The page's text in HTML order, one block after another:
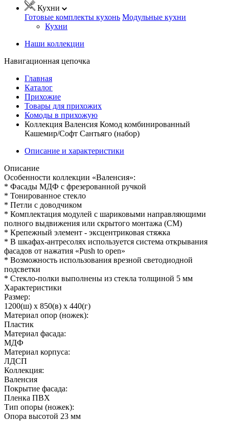
Кухни
Готовые комплекты кухонь Модульные кухни
Кухни
Наши коллекции
Навигационная цепочка
Главная
Каталог
Прихожие
Товары для прихожих
Комоды в прихожую
Коллекция Валенсия Комод комбинированный
Кашемир/Софт Сантьяго (набор)
Описание и характеристики
Описание
Особенности коллекции «Валенсия»:
* Фасады МДФ с фрезерованной ручкой
* Тонированное стекло
* Петли с доводчиком
* Комплектация модулей с шариковыми направляющими
полного выдвижения или скрытого монтажа (СМ)
* Крепежный элемент - эксцентриковая стяжка
* В шкафах-антресолях используется система открывания
фасадов от нажатия «Push to open»
* Возможность использования врезной светодиодной
подсветки
* Стекло-полки выполнены из стекла толщиной 5 мм
Характеристики
Размер:
1200(ш) x 850(в) x 440(г)
Материал опор (ножек):
Пластик
Материал фасада:
МДФ
Материал корпуса:
ЛДСП
Коллекция:
Валенсия
Покрытие фасада:
Пленка ПВХ
Тип опоры (ножек):
Опора высотой 23 мм